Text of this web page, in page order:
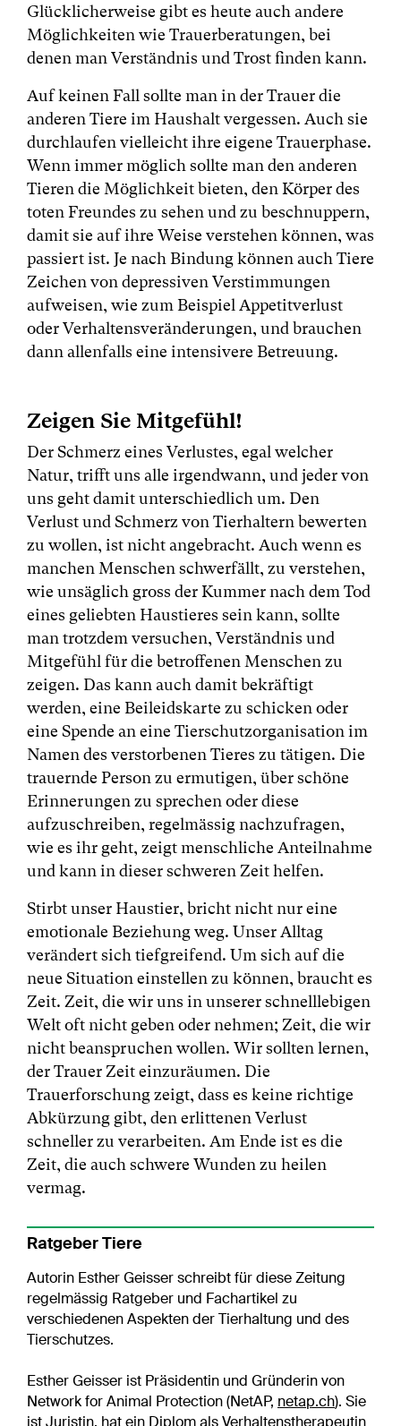
Glücklicherweise gibt es heute auch andere
Möglichkeiten wie Trauerberatungen, bei
denen man Verständnis und Trost finden kann.
Auf keinen Fall sollte man in der Trauer die
anderen Tiere im Haushalt vergessen. Auch sie
durchlaufen vielleicht ihre eigene Trauerphase.
Wenn immer möglich sollte man den anderen
Tieren die Möglichkeit bieten, den Körper des
toten Freundes zu sehen und zu beschnuppern,
damit sie auf ihre Weise verstehen können, was
passiert ist. Je nach Bindung können auch Tiere
Zeichen von depressiven Verstimmungen
aufweisen, wie zum Beispiel Appetitverlust
oder Verhaltensveränderungen, und brauchen
dann allenfalls eine intensivere Betreuung.
Zeigen Sie Mitgefühl!
Der Schmerz eines Verlustes, egal welcher
Natur, trifft uns alle irgendwann, und jeder von
uns geht damit unterschiedlich um. Den
Verlust und Schmerz von Tierhaltern bewerten
zu wollen, ist nicht angebracht. Auch wenn es
manchen Menschen schwerfällt, zu verstehen,
wie unsäglich gross der Kummer nach dem Tod
eines geliebten Haustieres sein kann, sollte
man trotzdem versuchen, Verständnis und
Mitgefühl für die betroffenen Menschen zu
zeigen. Das kann auch damit bekräftigt
werden, eine Beileidskarte zu schicken oder
eine Spende an eine Tierschutzorganisation im
Namen des verstorbenen Tieres zu tätigen. Die
trauernde Person zu ermutigen, über schöne
Erinnerungen zu sprechen oder diese
aufzuschreiben, regelmässig nachzufragen,
wie es ihr geht, zeigt menschliche Anteilnahme
und kann in dieser schweren Zeit helfen.
Stirbt unser Haustier, bricht nicht nur eine
emotionale Beziehung weg. Unser Alltag
verändert sich tiefgreifend. Um sich auf die
neue Situation einstellen zu können, braucht es
Zeit. Zeit, die wir uns in unserer schnelllebigen
Welt oft nicht geben oder nehmen; Zeit, die wir
nicht beanspruchen wollen. Wir sollten lernen,
der Trauer Zeit einzuräumen. Die
Trauerforschung zeigt, dass es keine richtige
Abkürzung gibt, den erlittenen Verlust
schneller zu verarbeiten. Am Ende ist es die
Zeit, die auch schwere Wunden zu heilen
vermag.
Ratgeber Tiere
Autorin Esther Geisser schreibt für diese Zeitung
regelmässig Ratgeber und Fachartikel zu
verschiedenen Aspekten der Tierhaltung und des
Tierschutzes.
Esther Geisser ist Präsidentin und Gründerin von
Network for Animal Protection (NetAP, netap.ch). Sie
ist Juristin, hat ein Diplom als Verhaltenstherapeutin